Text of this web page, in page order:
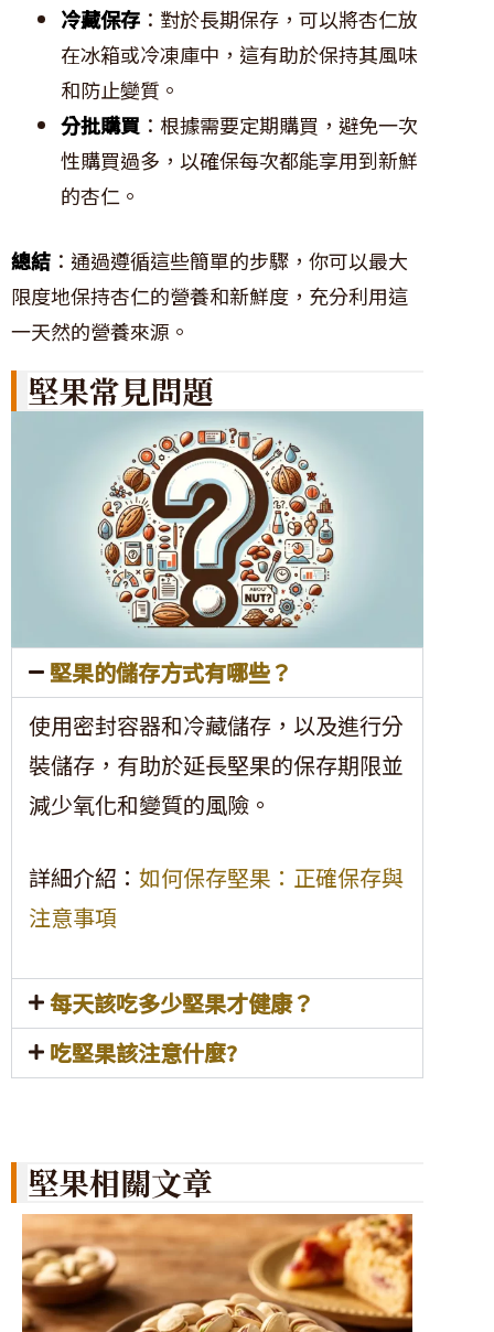
冷藏保存 ：對於長期保存，可以將杏仁放
在冰箱或冷凍庫中，這有助於保持其風味
和防止變質。
分批購買 ：根據需要定期購買，避免一次
性購買過多，以確保每次都能享用到新鮮
的杏仁。
總結 ：通過遵循這些簡單的步驟，你可以最大
限度地保持杏仁的營養和新鮮度，充分利用這
一天然的營養來源。
堅果常見問題
堅果的儲存方式有哪些？
使用密封容器和冷藏儲存，以及進行分
裝儲存，有助於延長堅果的保存期限並
減少氧化和變質的風險。
詳細介紹： 如何保存堅果：正確保存與
注意事項
每天該吃多少堅果才健康？
吃堅果該注意什麼?
堅果相關文章